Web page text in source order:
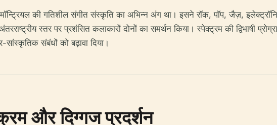
की गतिशील संगीत संस्कृति का अभिन्न अंग था। इसने रॉक, पॉप, जैज़,
स्तर पर प्रशंसित कलाकारों दोनों का समर्थन किया। स्पेक्ट्रम की द्विभाषी
संबंधों को बढ़ावा दिया।
और दिग्गज प्रदर्शन